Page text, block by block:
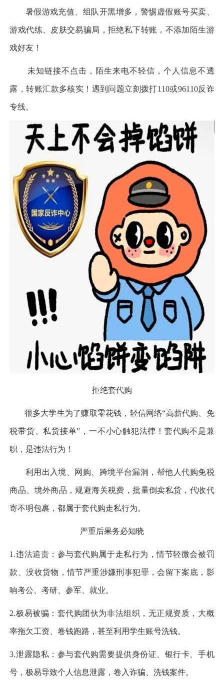
暑假游戏充值、组队开黑增多，警惕虚假账号买卖、
游戏代练、皮肤交易骗局，拒绝私下转账，不添加陌生游
戏好友！
未知链接不点击，陌生来电不轻信，个人信息不透
露，转账汇款多核实！遇到问题立刻拨打110或96110反诈
专线。
拒绝套代购
很多大学生为了赚取零花钱，轻信网络“高薪代购、免
税带货、私货接单”，一不小心触犯法律！套代购不是兼
职，是违法行为！
利用出入境、网购、跨境平台漏洞，帮他人代购免税
商品、境外商品，规避海关税费，批量倒卖私货，代收代
寄不明包裹，都属于套代购走私行为。
严重后果务必知晓
1.违法追责：参与套代购属于走私行为，情节轻微会被罚
款、没收货物，情节严重涉嫌刑事犯罪，会留下案底，影
响考公、考研、参军、就业。
2.极易被骗：套代购团伙为非法组织，无正规资质，大概
率拖欠工资、卷钱跑路，甚至利用学生账号洗钱。
3.泄露隐私：参与套代购需要提供身份证、银行卡、手机
号，极易导致个人信息泄露，卷入诈骗、洗钱案件。